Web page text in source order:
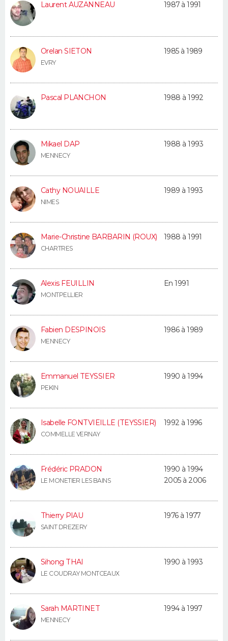
FORUM
Bricolage
Lifestyle
Culture
Sport
Auto
Television
Voyage
Cinema
Laurent AUZANNEAU 1987 à 1991
Orelan SIETON
EVRY
1985 à 1989
Pascal PLANCHON 1988 à 1992
Mikael DAP
MENNECY
1988 à 1993
Cathy NOUAILLE
NIMES
1989 à 1993
Marie-Christine BARBARIN (ROUX)
CHARTRES
1988 à 1991
Alexis FEUILLIN
MONTPELLIER
En 1991
Fabien DESPINOIS
MENNECY
1986 à 1989
Emmanuel TEYSSIER
PEKIN
1990 à 1994
Isabelle FONTVIEILLE (TEYSSIER)
COMMELLE VERNAY
1992 à 1996
Frédéric PRADON
LE MONETIER LES BAINS
1990 à 1994
2005 à 2006
Thierry PIAU
SAINT DREZERY
1976 à 1977
Sihong THAI
LE COUDRAY MONTCEAUX
1990 à 1993
Sarah MARTINET
MENNECY
1994 à 1997